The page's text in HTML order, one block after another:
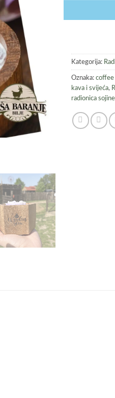
Kategorija:
Oznaka: coffee
kava i svijeća,
radionica